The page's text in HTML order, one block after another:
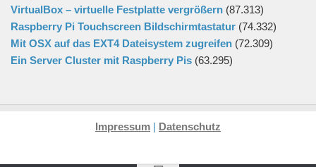
VirtualBox – virtuelle Festplatte vergrößern (87.313)
Raspberry Pi Touchscreen Bildschirmtastatur (74.332)
Mit OSX auf das EXT4 Dateisystem zugreifen (72.309)
Ein Server Cluster mit Raspberry Pis (63.295)
Impressum | Datenschutz